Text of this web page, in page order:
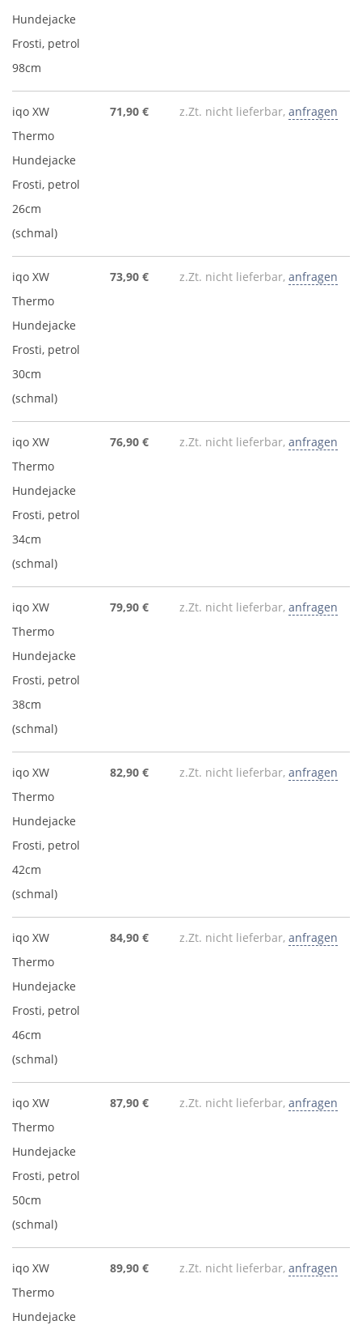
Hundejacke
Frosti, petrol
98cm
iqo XW
Thermo
Hundejacke
Frosti, petrol
26cm
(schmal)
71,90 € z.Zt. nicht lieferbar, anfragen
iqo XW
Thermo
Hundejacke
Frosti, petrol
30cm
(schmal)
73,90 € z.Zt. nicht lieferbar, anfragen
iqo XW
Thermo
Hundejacke
Frosti, petrol
34cm
(schmal)
76,90 € z.Zt. nicht lieferbar, anfragen
iqo XW
Thermo
Hundejacke
Frosti, petrol
38cm
(schmal)
79,90 € z.Zt. nicht lieferbar, anfragen
iqo XW
Thermo
Hundejacke
Frosti, petrol
42cm
(schmal)
82,90 € z.Zt. nicht lieferbar, anfragen
iqo XW
Thermo
Hundejacke
Frosti, petrol
46cm
(schmal)
84,90 € z.Zt. nicht lieferbar, anfragen
iqo XW
Thermo
Hundejacke
Frosti, petrol
50cm
(schmal)
87,90 € z.Zt. nicht lieferbar, anfragen
iqo XW
Thermo
Hundejacke
89,90 € z.Zt. nicht lieferbar, anfragen